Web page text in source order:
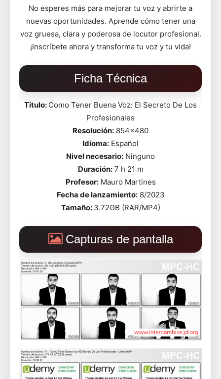
No esperes más para mejorar tu voz y abrirte a
nuevas oportunidades. Aprende cómo tener una
voz gruesa, clara y poderosa de locutor profesional.
¡Inscríbete ahora y transforma tu voz y tu vida!
Ficha Técnica
Titulo: Como Tener Buena Voz: El Secreto De Los
Profesionales
Resolución: 854×480
Idioma: Español
Nivel necesario: Ninguno
Duración: 7 h 21 m
Profesor:Mauro Martines
Fecha de lanzamiento:8/2023
Tamaño: 3.72GB (RAR/MP4)
Capturas de pantalla